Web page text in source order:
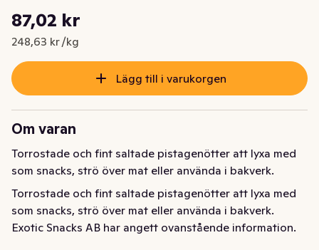
Nuvarande pris är: 87,02 kr
87,02 kr
248,63 kr /kg
Styckpris: 248,63 kr /kg
Lägg till i varukorgen
Om varan
Torrostade och fint saltade pistagenötter att lyxa med
som snacks, strö över mat eller använda i bakverk.
Torrostade och fint saltade pistagenötter att lyxa med
som snacks, strö över mat eller använda i bakverk.
Exotic Snacks AB har angett ovanstående information.